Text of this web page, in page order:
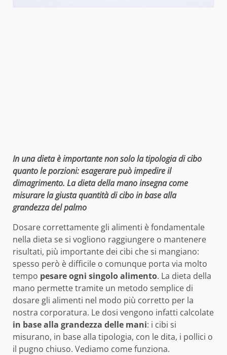
In una dieta è importante non solo la tipologia di cibo
quanto le porzioni: esagerare può impedire il
dimagrimento. La dieta della mano insegna come
misurare la giusta quantità di cibo in base alla
grandezza del palmo
Dosare correttamente gli alimenti è fondamentale
nella dieta se si vogliono raggiungere o mantenere
risultati, più importante dei cibi che si mangiano:
spesso però è difficile o comunque porta via molto
tempo pesare ogni singolo alimento. La dieta della
mano permette tramite un metodo semplice di
dosare gli alimenti nel modo più corretto per la
nostra corporatura. Le dosi vengono infatti calcolate
in base alla grandezza delle mani: i cibi si
misurano, in base alla tipologia, con le dita, i pollici o
il pugno chiuso. Vediamo come funziona.